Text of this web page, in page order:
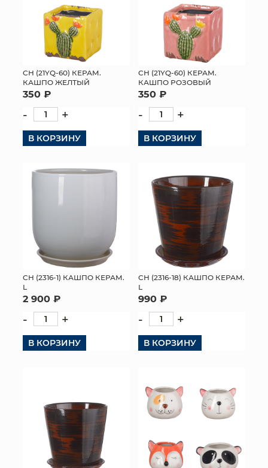
СН (21YQ-60) КЕРАМ.
КАШПО ЖЕЛТЫЙ
350 ₽
- +
В КОРЗИНУ
СН (21YQ-60) КЕРАМ.
КАШПО РОЗОВЫЙ
350 ₽
- +
В КОРЗИНУ
СН (2316-1) КАШПО КЕРАМ.
L
2 900 ₽
- +
В КОРЗИНУ
СН (2316-18) КАШПО КЕРАМ.
L
990 ₽
- +
В КОРЗИНУ